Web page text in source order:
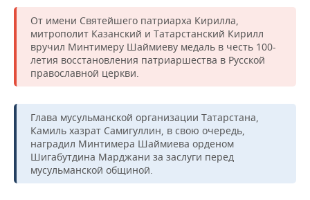
ТОРГОВЫЕ ЦЕНТРЫ
ТАТАРСТАНА
ИНВЕСТИЦИИ
МАШИНОСТРОЕНИЕ
НЕФТЕХИМИЯ
НЕФТЬ
ОПК
ЭНЕРГЕТИКА
НОВОСТИ БИЗНЕСА
РОЗНИЧНАЯ ТОРГОВЛЯ
УСЛУГИ
ТЕХНОЛОГИИ
НОВОСТИ ТЕХНОЛОГИЙ
МЕДИА
ТЕЛЕКОММУНИКАЦИИ
МЕРОПРИЯТИЯ
ВЫЕЗДНАЯ РЕДАКЦИЯ
БИЗНЕС-БРАНЧИ
НОВОСТИ СПОРТА
ФУТБОЛ
ОБЩЕСТВО
НОВОСТИ ОБЩЕСТВА
ФОТОГАЛЕРЕЯ
От имени Святейшего патриарха Кирилла,
митрополит Казанский и Татарстанский Кирилл
вручил Минтимеру Шаймиеву медаль в честь 100-
летия восстановления патриаршества в Русской
православной церкви.
Глава мусульманской организации Татарстана,
Камиль хазрат Самигуллин, в свою очередь,
наградил Минтимера Шаймиева орденом
Шигабутдина Марджани за заслуги перед
мусульманской общиной.